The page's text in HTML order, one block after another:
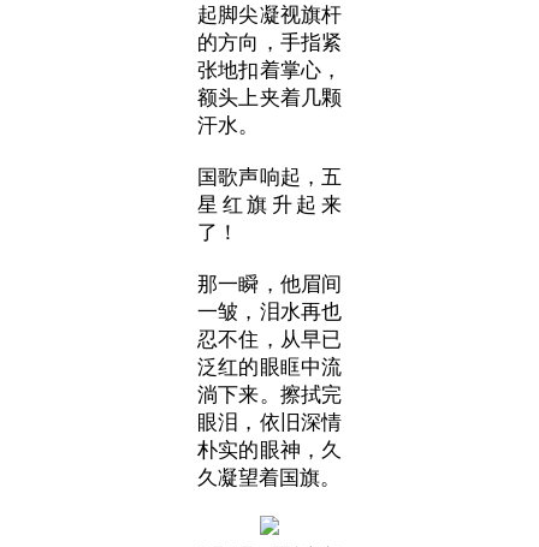
起脚尖凝视旗杆
的方向，手指紧
张地扣着掌心，
额头上夹着几颗
汗水。
国歌声响起，五
星红旗升起来
了！
那一瞬，他眉间
一皱，泪水再也
忍不住，从早已
泛红的眼眶中流
淌下来。擦拭完
眼泪，依旧深情
朴实的眼神，久
久凝望着国旗。